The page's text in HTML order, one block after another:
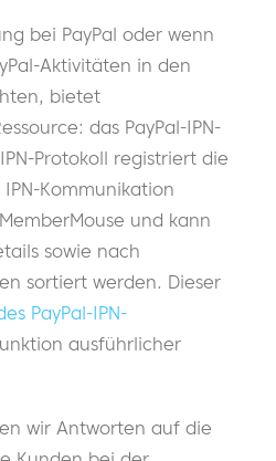
bei PayPal oder wenn
Aktivitäten in den
bietet
das PayPal-IPN-
Protokoll registriert die
Kommunikation
und kann
sowie nach
sortiert werden. Dieser
PayPal-IPN-
ausführlicher
wir Antworten auf die